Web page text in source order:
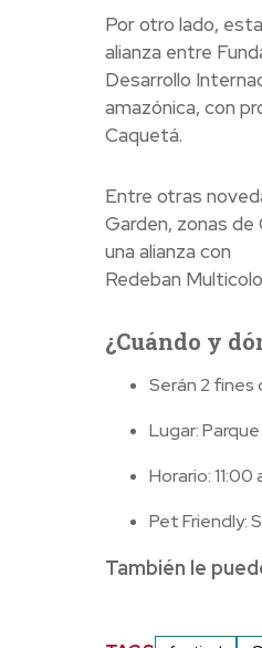
Por otro lado,
alianza entre
Desarrollo
amazónica, con
Caquetá.
Entre otras
Garden, zonas
una alianza con
Redeban
¿Cuándo y
Serán 2 fines
Lugar:
Horario: 11:00
Pet Friendly:
También le